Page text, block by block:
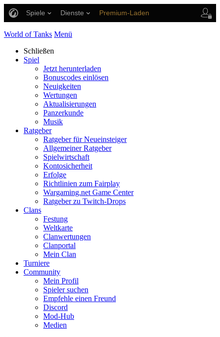
Spiele Dienste Premium-Laden
World of Tanks Menü
Schließen
Spiel
Jetzt herunterladen
Bonuscodes einlösen
Neuigkeiten
Wertungen
Aktualisierungen
Panzerkunde
Musik
Ratgeber
Ratgeber für Neueinsteiger
Allgemeiner Ratgeber
Spielwirtschaft
Kontosicherheit
Erfolge
Richtlinien zum Fairplay
Wargaming.net Game Center
Ratgeber zu Twitch-Drops
Clans
Festung
Weltkarte
Clanwertungen
Clanportal
Mein Clan
Turniere
Community
Mein Profil
Spieler suchen
Empfehle einen Freund
Discord
Mod-Hub
Medien